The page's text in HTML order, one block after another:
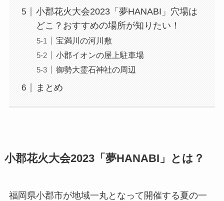
小郡花火大会2023「夢HANABI」穴場は
どこ？おすすめの場所が知りたい！
宝満川の河川敷
小郡イオンの屋上駐車場
御勢大霊石神社の周辺
まとめ
小郡花火大会2023「夢HANABI」とは？
福岡県小郡市が地域一丸となって開催する夏の一